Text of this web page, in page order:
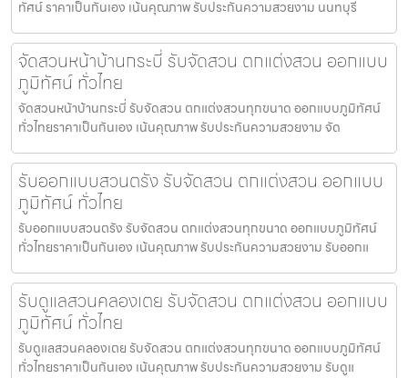
ทัศน์ ราคาเป็นกันเอง เน้นคุณภาพ รับประกันความสวยงาม นนทบุรี
จัดสวนหน้าบ้านกระบี่ รับจัดสวน ตกแต่งสวน ออกแบบ
ภูมิทัศน์ ทั่วไทย
จัดสวนหน้าบ้านกระบี่ รับจัดสวน ตกแต่งสวนทุกขนาด ออกแบบภูมิทัศน์
ทั่วไทยราคาเป็นกันเอง เน้นคุณภาพ รับประกันความสวยงาม จัด
รับออกแบบสวนตรัง รับจัดสวน ตกแต่งสวน ออกแบบ
ภูมิทัศน์ ทั่วไทย
รับออกแบบสวนตรัง รับจัดสวน ตกแต่งสวนทุกขนาด ออกแบบภูมิทัศน์
ทั่วไทยราคาเป็นกันเอง เน้นคุณภาพ รับประกันความสวยงาม รับออกแ
รับดูแลสวนคลองเตย รับจัดสวน ตกแต่งสวน ออกแบบ
ภูมิทัศน์ ทั่วไทย
รับดูแลสวนคลองเตย รับจัดสวน ตกแต่งสวนทุกขนาด ออกแบบภูมิทัศน์
ทั่วไทยราคาเป็นกันเอง เน้นคุณภาพ รับประกันความสวยงาม รับดูแ